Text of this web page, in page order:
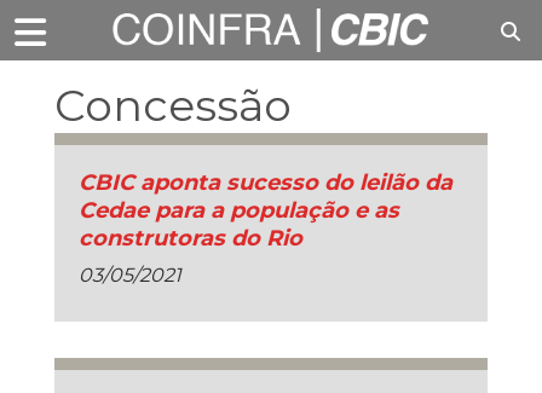
Concessão
CBIC aponta sucesso do leilão da
Cedae para a população e as
construtoras do Rio
03/05/2021